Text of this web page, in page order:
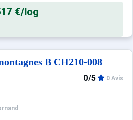
€/log
B CH210-008
0/5 0 Avis